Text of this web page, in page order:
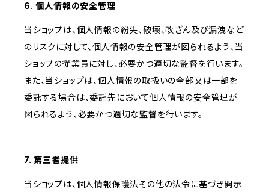
6. 個人情報の安全管理
当ショップは、個人情報の紛失、破壊、改ざん及び漏洩など
のリスクに対して、個人情報の安全管理が図られるよう、当
ショップの従業員に対し、必要かつ適切な監督を行います。
また、当ショップは、個人情報の取扱いの全部又は一部を
委託する場合は、委託先において個人情報の安全管理が
図られるよう、必要かつ適切な監督を行います。
7. 第三者提供
当ショップは、個人情報保護法その他の法令に基づき開示